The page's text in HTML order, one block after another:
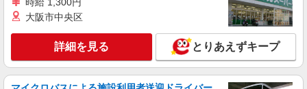
時給1650円 ◆前払い・日払い・週払いOK
キープ 詳細を見る
大阪市中央区
詳細を見る とりあえずキープ